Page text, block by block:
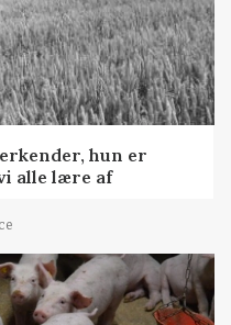
hun er
alle lære af